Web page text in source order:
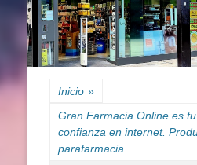
Inicio »
Gran Farmacia Online es
confianza en internet.
parafarmacia